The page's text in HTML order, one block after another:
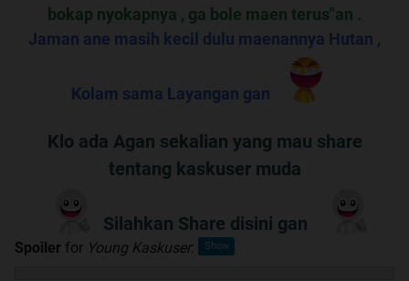
bokap nyokapnya , ga bole maen terus"an .
Jaman ane masih kecil dulu maenannya Hutan ,
Kolam sama Layangan gan
Klo ada Agan sekalian yang mau share
tentang kaskuser muda
Silahkan Share disini gan
Spoiler for Young Kaskuser: